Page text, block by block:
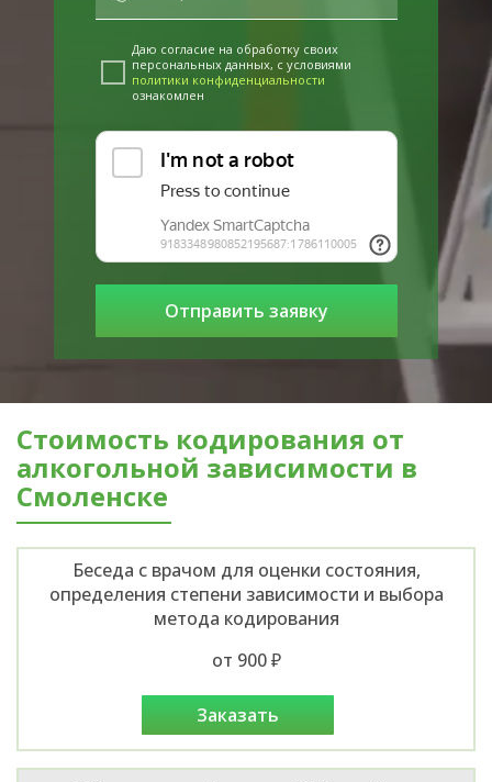
Даю согласие на обработку своих
персональных данных, с условиями
политики конфиденциальности
ознакомлен
Стоимость кодирования от
алкогольной зависимости в
Смоленске
Беседа с врачом для оценки состояния,
определения степени зависимости и выбора
метода кодирования
от 900 ₽
заказать